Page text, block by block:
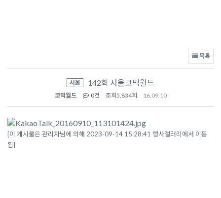
목록
서울 142회 서울코믹월드
코믹월드 0건 조회 5,834회 16.09.10
[이 게시물은 관리자님에 의해 2023-09-14 15:28:41 행사갤러리에서 이동
됨]